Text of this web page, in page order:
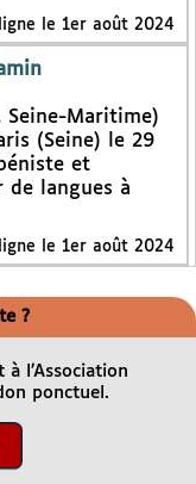
le 1er août 2024
Seine-Maritime)
(Seine) le 29
et
de langues à
le 1er août 2024
?
l’Association
ponctuel.